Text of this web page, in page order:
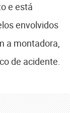
e está
envolvidos
a montadora,
de acidente.